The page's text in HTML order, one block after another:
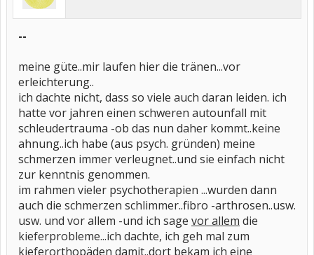
--
meine güte..mir laufen hier die tränen...vor
erleichterung..
ich dachte nicht, dass so viele auch daran leiden. ich
hatte vor jahren einen schweren autounfall mit
schleudertrauma -ob das nun daher kommt..keine
ahnung..ich habe (aus psych. gründen) meine
schmerzen immer verleugnet..und sie einfach nicht
zur kenntnis genommen.
im rahmen vieler psychotherapien ...wurden dann
auch die schmerzen schlimmer..fibro -arthrosen..usw.
usw. und vor allem -und ich sage vor allem die
kieferprobleme...ich dachte, ich geh mal zum
kieferorthopäden damit..dort bekam ich eine